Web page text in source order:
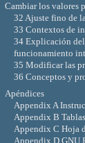
Cambiar los valores
32 Ajuste fino de
33 Contextos de
34 Explicación
funcionamiento
35 Modificar las
36 Conceptos y
Apéndices
Appendix A
Appendix B
Appendix C Hoja
Appendix D GNU